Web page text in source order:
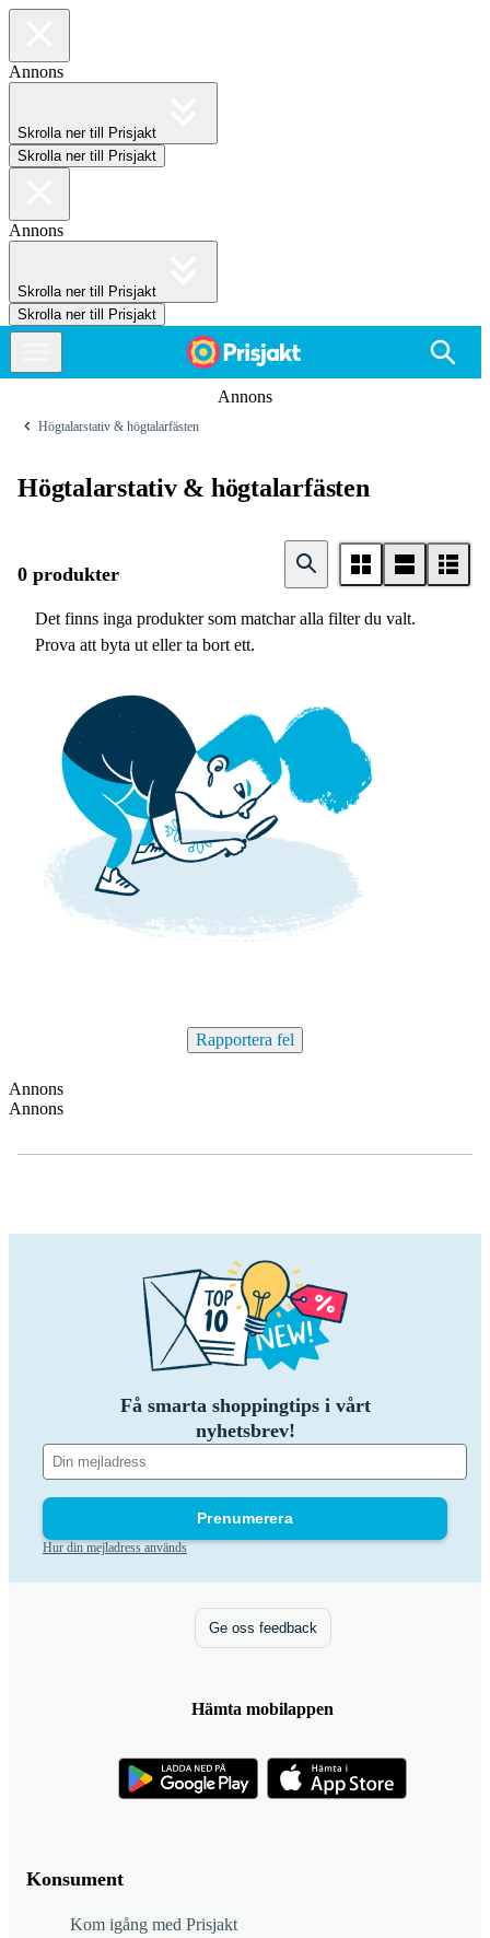
Annons
Skrolla ner till Prisjakt
Skrolla ner till Prisjakt
Annons
Skrolla ner till Prisjakt
Skrolla ner till Prisjakt
Annons
Högtalarstativ & högtalarfästen
Högtalarstativ & högtalarfästen
0 produkter
Det finns inga produkter som matchar alla filter du valt.
Prova att byta ut eller ta bort ett.
Rapportera fel
Annons
Annons
Få smarta shoppingtips i vårt
nyhetsbrev!
Prenumerera
Hur din mejladress används
Konsument
Kom igång med Prisjakt
Ge oss feedback
Hämta mobilappen